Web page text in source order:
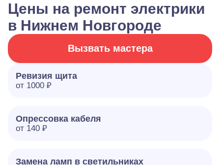
Цены на ремонт электрики
в Нижнем Новгороде
Вызвать мастера
Ревизия щита
от 1000 ₽
Опрессовка кабеля
от 140 ₽
Замена ламп в светильниках